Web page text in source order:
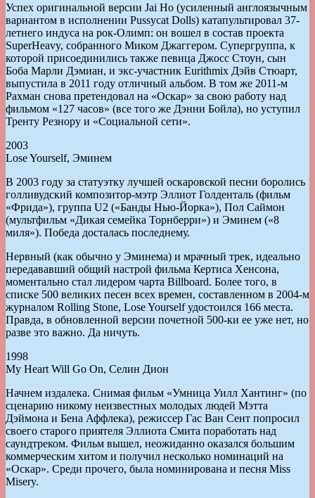
Успех оригинальной версии Jai Ho (усиленный англоязычным
вариантом в исполнении Pussycat Dolls) катапультировал 37-
летнего индуса на рок-Олимп: он вошел в состав проекта
SuperHeavy, собранного Миком Джаггером. Супергруппа, к
которой присоединились также певица Джосс Стоун, сын
Боба Марли Дэмиан, и экс-участник Eurithmix Дэйв Стюарт,
выпустила в 2011 году отличный альбом. В том же 2011-м
Рахман снова претендовал на «Оскар» за свою работу над
фильмом «127 часов» (все того же Дэнни Бойла), но уступил
Тренту Резнору и «Социальной сети».
2003
Lose Yourself, Эминем
В 2003 году за статуэтку лучшей оскаровской песни боролись
голливудский композитор-мэтр Эллиот Голденталь (фильм
«Фрида»), группа U2 («Банды Нью-Йорка»), Пол Саймон
(мультфильм «Дикая семейка Торнберри») и Эминем («8
миля»). Победа досталась последнему.
Нервный (как обычно у Эминема) и мрачный трек, идеально
передававший общий настрой фильма Кертиса Хенсона,
моментально стал лидером чарта Billboard. Более того, в
списке 500 великих песен всех времен, составленном в 2004-м
журналом Rolling Stone, Lose Yourself удостоился 166 места.
Правда, в обновленной версии почетной 500-ки ее уже нет, но
разве это важно. Да ничуть.
1998
My Heart Will Go On, Селин Дион
Начнем издалека. Снимая фильм «Умница Уилл Хантинг» (по
сценарию никому неизвестных молодых людей Мэтта
Дэймона и Бена Аффлека), режиссер Гас Ван Сент попросил
своего старого приятеля Эллиота Смита поработать над
саундтреком. Фильм вышел, неожиданно оказался большим
коммерческим хитом и получил несколько номинаций на
«Оскар». Среди прочего, была номинирована и песня Miss
Misery.